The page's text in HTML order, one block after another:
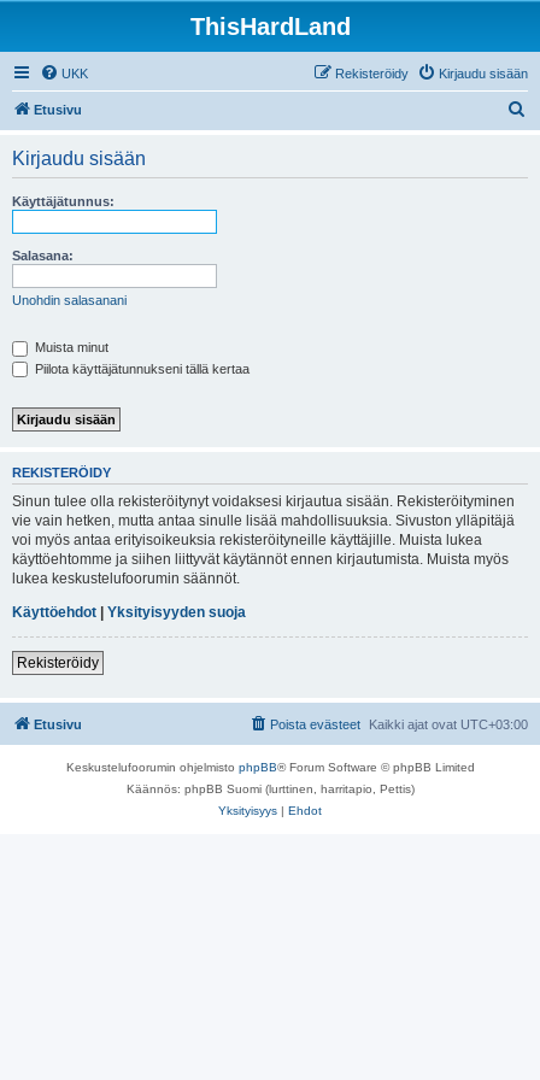
ThisHardLand
UKK Kirjaudu sisään
Rekisteröidy
Etusivu
Kirjaudu sisään
Käyttäjätunnus:
Salasana:
Unohdin salasanani
Muista minut
Piilota käyttäjätunnukseni tällä kertaa
REKISTERÖIDY
Sinun tulee olla rekisteröitynyt voidaksesi kirjautua sisään. Rekisteröityminen
vie vain hetken, mutta antaa sinulle lisää mahdollisuuksia. Sivuston ylläpitäjä
voi myös antaa erityisoikeuksia rekisteröityneille käyttäjille. Muista lukea
käyttöehtomme ja siihen liittyvät käytännöt ennen kirjautumista. Muista myös
lukea keskustelufoorumin säännöt.
Käyttöehdot | Yksityisyyden suoja
Rekisteröidy
Etusivu Kaikki ajat ovat UTC+03:00
Poista evästeet
Keskustelufoorumin ohjelmisto phpBB® Forum Software © phpBB Limited
Käännös: phpBB Suomi (lurttinen, harritapio, Pettis)
Yksityisyys | Ehdot